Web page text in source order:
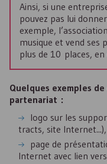
Ainsi, si une
pouvez pas lui
exemple,
musique et vend ses
plus de 10 places,
Quelques exemples
partenariat :
logo sur les
tracts, site Internet...),
page de
Internet avec lien